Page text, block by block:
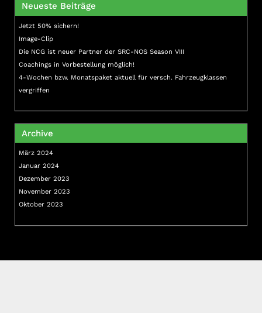
Neueste Beiträge
Jetzt 50% sichern!
Image-Clip
Die NCG ist neuer Partner der SRC-NOS Season VIII
Coachings in Vorbestellung möglich!
4-Wochen bzw. Monatspaket aktuell für versch. Fahrzeugklassen
vergriffen
Archive
März 2024
Januar 2024
Dezember 2023
November 2023
Oktober 2023